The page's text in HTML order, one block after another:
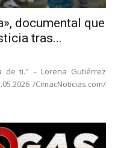
documental que
tras...
de ti." – Lorena Gutiérrez
/CimacNoticias.com/